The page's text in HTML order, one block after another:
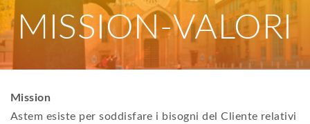
MISSION-VALORI
Mission
Astem esiste per soddisfare i bisogni del Cliente relativi